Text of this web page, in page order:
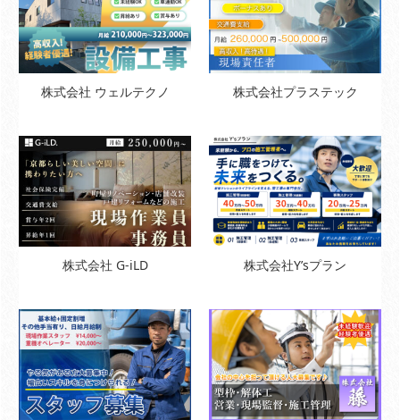
株式会社 ウェルテクノ 株式会社プラステック
株式会社 G-iLD 株式会社Y’sプラン